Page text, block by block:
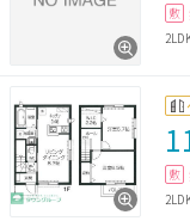
敷
敷